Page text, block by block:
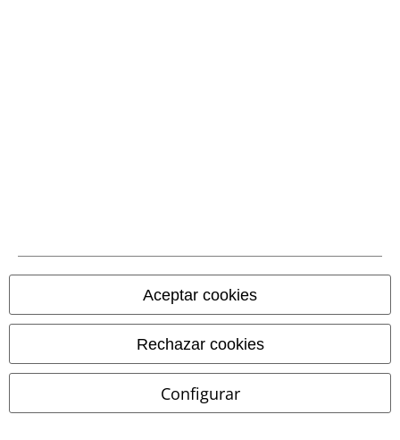
Aceptar cookies
Rechazar cookies
Configurar
Contrareembolso
Envío
CORREOS RECOGIDA
EN OFICINA
A DOMICILIO